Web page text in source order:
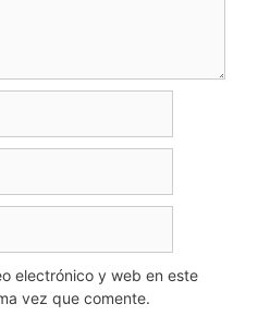
electrónico y web en este
vez que comente.